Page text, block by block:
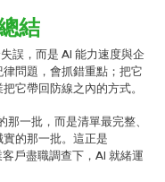
結
誤，而是 AI 能力速度與企
問題，會抓錯重點；把它
它帶回防線之內的方式。
一批，而是清單最完整、
的那一批。這正是
戶盡職調查下，AI 就緒運